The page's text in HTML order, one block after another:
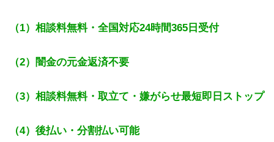
（1）相談料無料・全国対応24時間365日受付
（2）闇金の元金返済不要
（3）相談料無料・取立て・嫌がらせ最短即日ストップ
（4）後払い・分割払い可能